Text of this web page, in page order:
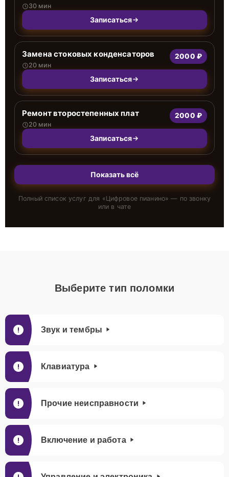
30 мин
Записаться
Замена стоковых конденсаторов
20 мин
2000 ₽
Записаться
Ремонт второстепенных плат
20 мин
2000 ₽
Записаться
Показать всё
Полный список услуг для «Цифровое пианино» — по звонку
или в чате
Выберите тип поломки
Звук и тембры
Клавиатура
Прочие неисправности
Включение и работа